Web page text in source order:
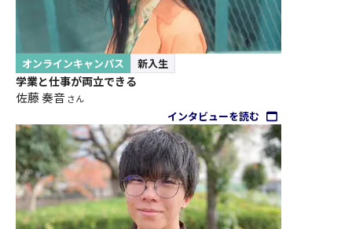
オンラインキャンパス 新入生
学業と仕事が両立できる
佐藤 奏音さん
インタビューを読む